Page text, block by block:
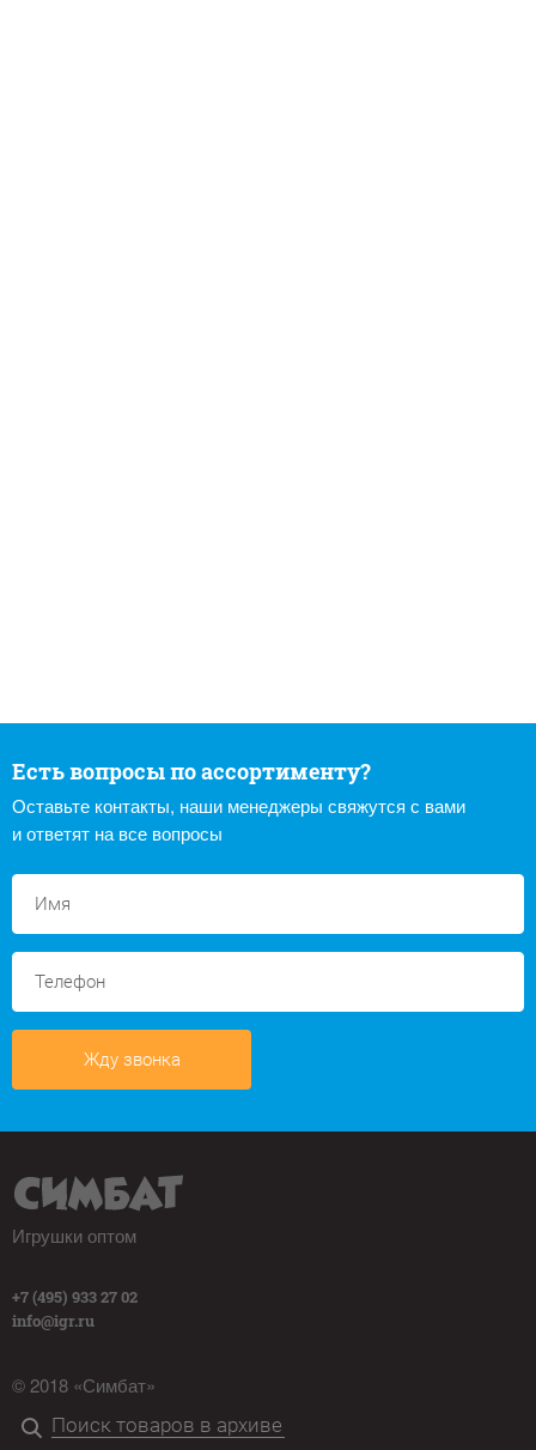
Есть вопросы по ассортименту?
Оставьте контакты, наши менеджеры свяжутся с вами
и ответят на все вопросы
Жду звонка
Игрушки оптом
+7 (495) 933 27 02
info@igr.ru
© 2018 «Симбат»